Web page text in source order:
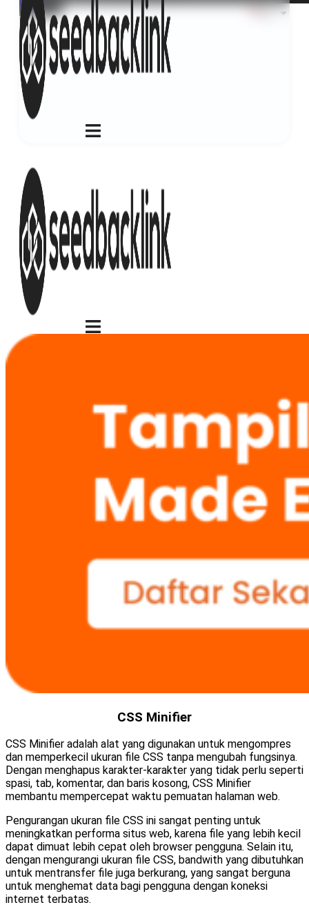
ID
CSS Minifier
CSS Minifier adalah alat yang digunakan untuk mengompres
dan memperkecil ukuran file CSS tanpa mengubah fungsinya.
Dengan menghapus karakter-karakter yang tidak perlu seperti
spasi, tab, komentar, dan baris kosong, CSS Minifier
membantu mempercepat waktu pemuatan halaman web.
Pengurangan ukuran file CSS ini sangat penting untuk
meningkatkan performa situs web, karena file yang lebih kecil
dapat dimuat lebih cepat oleh browser pengguna. Selain itu,
dengan mengurangi ukuran file CSS, bandwith yang dibutuhkan
untuk mentransfer file juga berkurang, yang sangat berguna
untuk menghemat data bagi pengguna dengan koneksi
internet terbatas.